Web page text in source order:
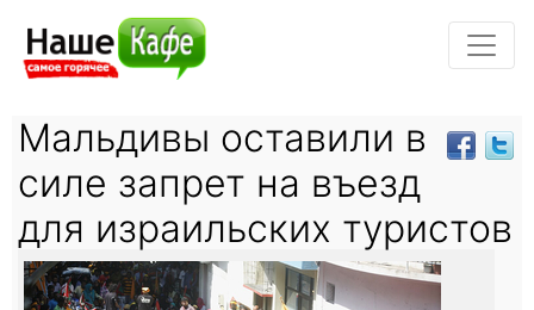
Мальдивы оставили в
силе запрет на въезд
для израильских туристов